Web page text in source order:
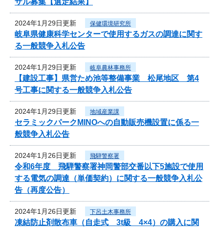
2024年1月29日更新 保健環境研究所
岐阜県健康科学センターで使用するガスの調達に関す
る一般競争入札公告
2024年1月29日更新 岐阜農林事務所
【建設工事】県営ため池等整備事業 松尾地区 第4
号工事に関する一般競争入札公告
2024年1月29日更新 地域産業課
セラミックパークMINOへの自動販売機設置に係る一
般競争入札公告
2024年1月26日更新 飛騨警察署
令和6年度 飛騨警察署神岡警部交番以下5施設で使用
する電気の調達（単価契約）に関する一般競争入札公
告（再度公告）
2024年1月26日更新 下呂土木事務所
凍結防止剤散布車（自走式 3t級 4×4）の購入に関